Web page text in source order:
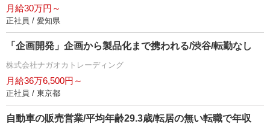
月給30万円～
正社員 / 愛知県
「企画開発」企画から製品化まで携われる/渋谷/転勤なし
株式会社ナガオカトレーディング
月給36万6,500円～
正社員 / 東京都
自動車の販売営業/平均年齢29.3歳/転居の無い転職で年収